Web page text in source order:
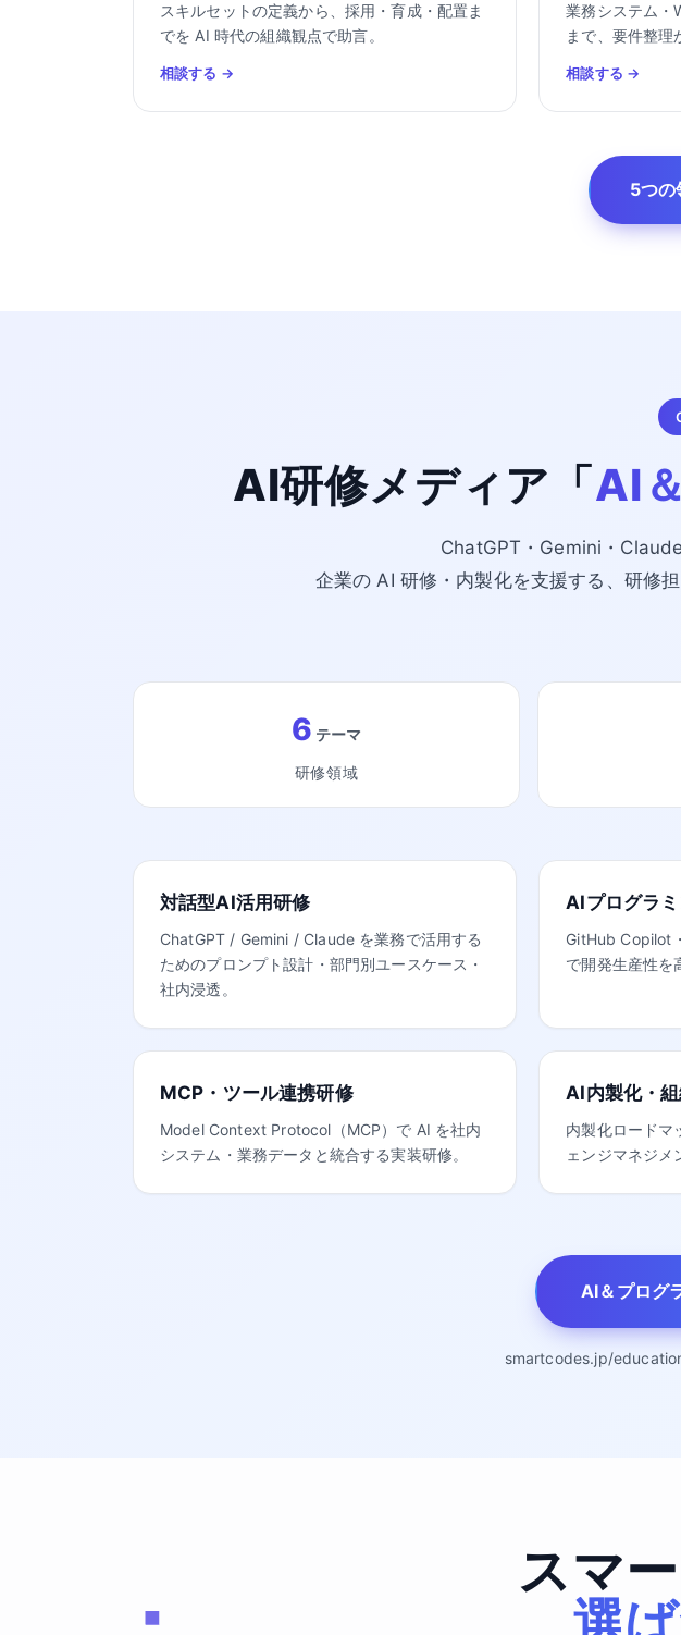
スキルセットの定義から、採用・育成・配置ま
でを AI 時代の組織観点で助言。
相談する →
業務システム・
まで、要件整理
相談する →
5つの
AI研修メディア「AI
ChatGPT・Gemini・
企業の AI 研修・内製化を支援する、研修
6 テーマ
研修領域
対話型AI活用研修
ChatGPT / Gemini / Claude を業務で活用する
ためのプロンプト設計・部門別ユースケース・
社内浸透。
AIプログラ
GitHub Copilot
で開発生産性を
MCP・ツール連携研修
Model Context Protocol（MCP）で AI を社内
システム・業務データと統合する実装研修。
AI内製化・
内製化ロードマ
ェンジマネジメ
AI＆プログ
smartcodes.jp/
スマ